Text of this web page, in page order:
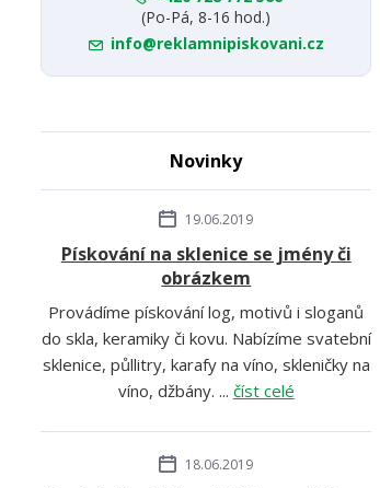
(Po-Pá, 8-16 hod.)
info@reklamnipiskovani.cz
Novinky
19.06.2019
Pískování na sklenice se jmény či
obrázkem
Provádíme pískování log, motivů i sloganů
do skla, keramiky či kovu. Nabízíme svatební
sklenice, půllitry, karafy na víno, skleničky na
víno, džbány. ... číst celé
18.06.2019